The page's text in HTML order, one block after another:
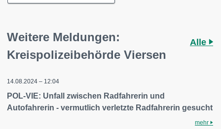
Weitere Meldungen:
Kreispolizeibehörde Viersen
Alle
14.08.2024 – 12:04
POL-VIE: Unfall zwischen Radfahrerin und
Autofahrerin - vermutlich verletzte Radfahrerin gesucht
mehr